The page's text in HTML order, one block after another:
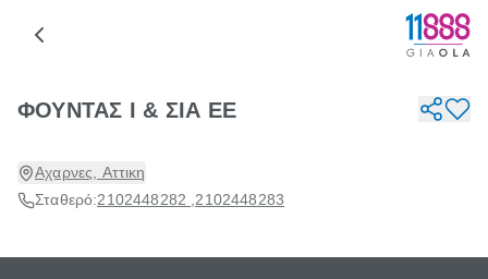
ΦΟΥΝΤΑΣ Ι & ΣΙΑ ΕΕ
Αχαρνες, Αττικη
Σταθερό:2102448282 2102448283